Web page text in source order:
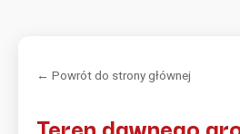
← Powrót do strony głównej